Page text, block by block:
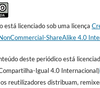
está licenciado sob uma licença
ShareAlike 4.0
deste periódico está
Igual 4.0 Internacional)
reutilizadores distribuam,